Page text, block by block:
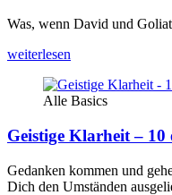
Was, wenn David und
wei­ter­le­sen
Alle Basics
Geistige Klarheit – 10
Gedan­ken kom­men und
Dich den Umstän­den